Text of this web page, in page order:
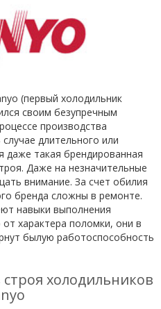
(первый холодильник
своим безупречным
производства
длительного или
даже такая брендированная
Даже на незначительные
внимание. За счет обилия
бренда сложны в ремонте.
навыки выполнения
характера поломки, они в
былую работоспособность
холодильников